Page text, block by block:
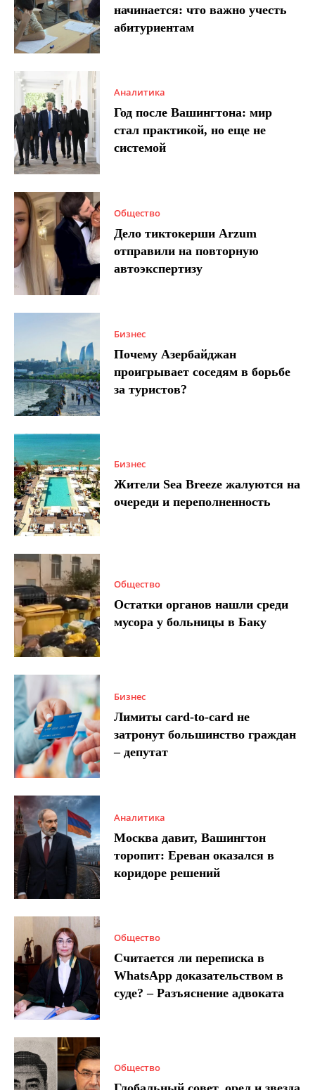
начинается: что важно учесть
абитуриентам
Аналитика
Год после Вашингтона: мир
стал практикой, но еще не
системой
Общество
Дело тиктокерши Arzum
отправили на повторную
автоэкспертизу
Бизнес
Почему Азербайджан
проигрывает соседям в борьбе
за туристов?
Бизнес
Жители Sea Breeze жалуются на
очереди и переполненность
Общество
Остатки органов нашли среди
мусора у больницы в Баку
Бизнес
Лимиты card-to-card не
затронут большинство граждан
– депутат
Аналитика
Москва давит, Вашингтон
торопит: Ереван оказался в
коридоре решений
Общество
Считается ли переписка в
WhatsApp доказательством в
суде? – Разъяснение адвоката
Общество